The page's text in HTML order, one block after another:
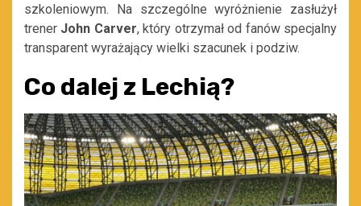
szkoleniowym. Na szczególne wyróżnienie zasłużył
trener John Carver, który otrzymał od fanów specjalny
transparent wyrażający wielki szacunek i podziw.
Co dalej z Lechią?